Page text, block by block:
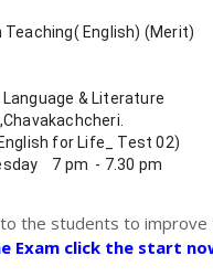
Teaching( English) (Merit)
& Literature
for Life_ Test 02)
7 pm  - 7.30 pm
the students to improve
Exam click the start